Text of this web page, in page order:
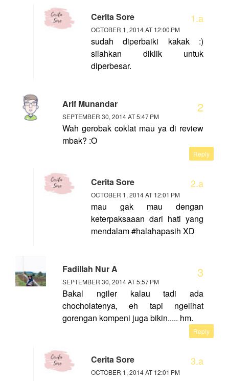
Cerita Sore
OCTOBER 1, 2014 AT 12:00 PM
sudah diperbaiki kakak :)
silahkan diklik untuk
diperbesar.
Arif Munandar
SEPTEMBER 30, 2014 AT 5:47 PM
Wah gerobak coklat mau ya di review
mbak? :O
Reply
Cerita Sore
OCTOBER 1, 2014 AT 12:01 PM
mau gak mau dengan
keterpaksaaan dari hati yang
mendalam #halahapasih XD
Fadillah Nur A
SEPTEMBER 30, 2014 AT 5:57 PM
Bakal ngiler kalau tadi ada
chocholatenya, eh tapi ngelihat
gorengan kompeni juga bikin..... hm.
Reply
Cerita Sore
OCTOBER 1, 2014 AT 12:01 PM